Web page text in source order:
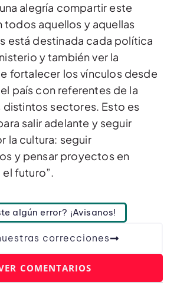
alegría compartir este
todos aquellos y aquellas
está destinada cada política
y también ver la
fortalecer los vínculos desde
país con referentes de la
distintos sectores. Esto es
salir adelante y seguir
la cultura: seguir
y pensar proyectos en
futuro”.
algún error? ¡Avisanos!
correcciones
COMENTARIOS